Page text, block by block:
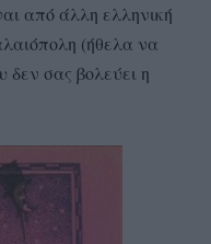
από άλλη ελληνική
(ήθελα να
σας βολεύει η